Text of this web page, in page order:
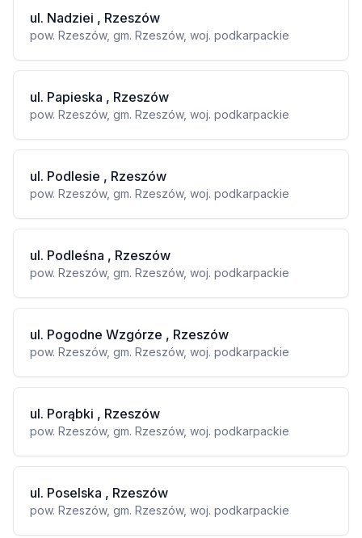
ul. Nadziei , Rzeszów
pow. Rzeszów, gm. Rzeszów, woj. podkarpackie
ul. Papieska , Rzeszów
pow. Rzeszów, gm. Rzeszów, woj. podkarpackie
ul. Podlesie , Rzeszów
pow. Rzeszów, gm. Rzeszów, woj. podkarpackie
ul. Podleśna , Rzeszów
pow. Rzeszów, gm. Rzeszów, woj. podkarpackie
ul. Pogodne Wzgórze , Rzeszów
pow. Rzeszów, gm. Rzeszów, woj. podkarpackie
ul. Porąbki , Rzeszów
pow. Rzeszów, gm. Rzeszów, woj. podkarpackie
ul. Poselska , Rzeszów
pow. Rzeszów, gm. Rzeszów, woj. podkarpackie